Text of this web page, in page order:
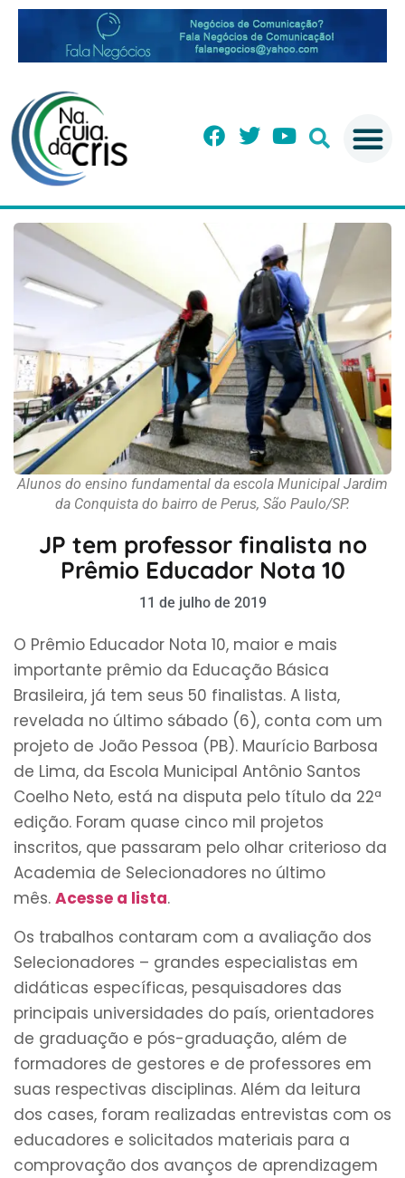
Alunos do ensino fundamental da escola Municipal Jardim
da Conquista do bairro de Perus, São Paulo/SP.
JP tem professor finalista no
Prêmio Educador Nota 10
11 de julho de 2019
O Prêmio Educador Nota 10, maior e mais
importante prêmio da Educação Básica
Brasileira, já tem seus 50 finalistas. A lista,
revelada no último sábado (6), conta com um
projeto de João Pessoa (PB). Maurício Barbosa
de Lima, da Escola Municipal Antônio Santos
Coelho Neto, está na disputa pelo título da 22ª
edição. Foram quase cinco mil projetos
inscritos, que passaram pelo olhar criterioso da
Academia de Selecionadores no último
mês. Acesse a lista.
Os trabalhos contaram com a avaliação dos
Selecionadores – grandes especialistas em
didáticas específicas, pesquisadores das
principais universidades do país, orientadores
de graduação e pós-graduação, além de
formadores de gestores e de professores em
suas respectivas disciplinas. Além da leitura
dos cases, foram realizadas entrevistas com os
educadores e solicitados materiais para a
comprovação dos avanços de aprendizagem